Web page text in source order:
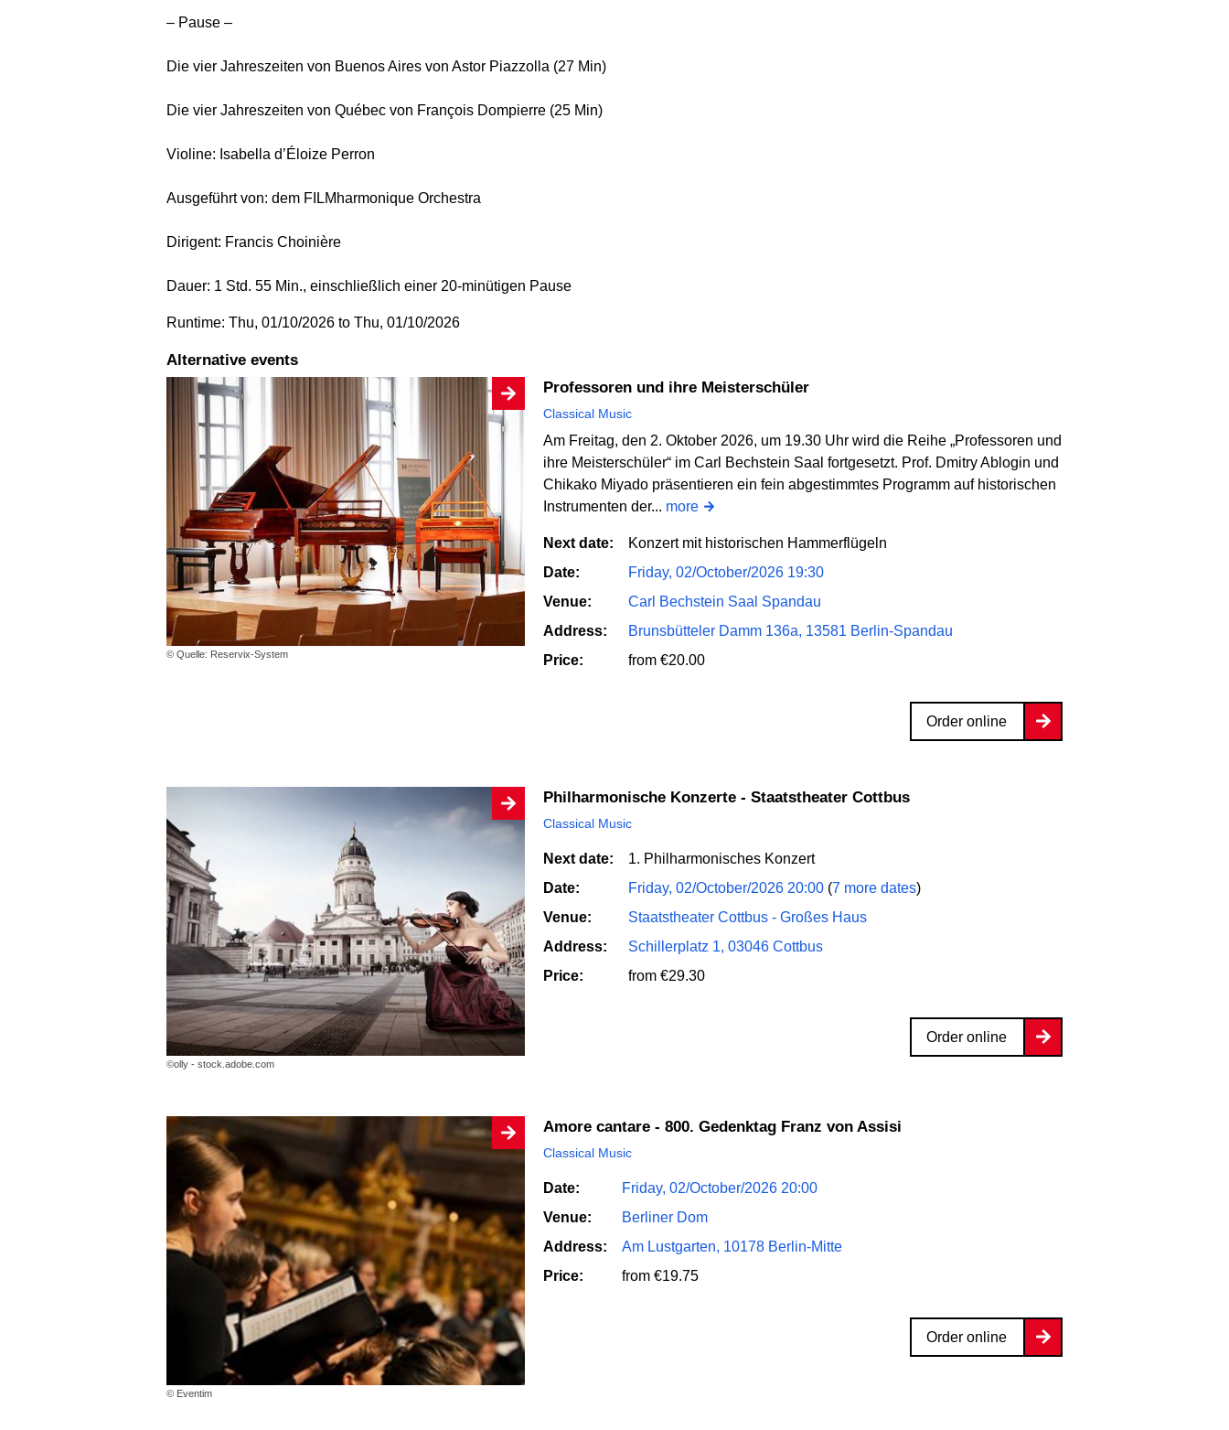
– Pause –
Die vier Jahreszeiten von Buenos Aires von Astor Piazzolla (27 Min)
Die vier Jahreszeiten von Québec von François Dompierre (25 Min)
Violine: Isabella d’Éloize Perron
Ausgeführt von: dem FILMharmonique Orchestra
Dirigent: Francis Choinière
Dauer: 1 Std. 55 Min., einschließlich einer 20-minütigen Pause
Runtime: Thu, 01/10/2026 to Thu, 01/10/2026
Alternative events
© Quelle: Reservix-System
Professoren und ihre Meisterschüler
Classical Music
Am Freitag, den 2. Oktober 2026, um 19.30 Uhr wird die Reihe „Professoren und
ihre Meisterschüler“ im Carl Bechstein Saal fortgesetzt. Prof. Dmitry Ablogin und
Chikako Miyado präsentieren ein fein abgestimmtes Programm auf historischen
Instrumenten der... more
Next date:
Konzert mit historischen Hammerflügeln
Date:
Friday, 02/October/2026 19:30
Venue:
Carl Bechstein Saal Spandau
Address:
Brunsbütteler Damm 136a, 13581 Berlin-Spandau
Price:
from €20.00
Order online
©olly - stock.adobe.com
Philharmonische Konzerte - Staatstheater Cottbus
Classical Music
Next date:
1. Philharmonisches Konzert
Date:
Friday, 02/October/2026 20:00 (7 more dates)
Venue:
Staatstheater Cottbus - Großes Haus
Address:
Schillerplatz 1, 03046 Cottbus
Price:
from €29.30
Order online
© Eventim
Amore cantare - 800. Gedenktag Franz von Assisi
Classical Music
Date:
Friday, 02/October/2026 20:00
Venue:
Berliner Dom
Address:
Am Lustgarten, 10178 Berlin-Mitte
Price:
from €19.75
Order online